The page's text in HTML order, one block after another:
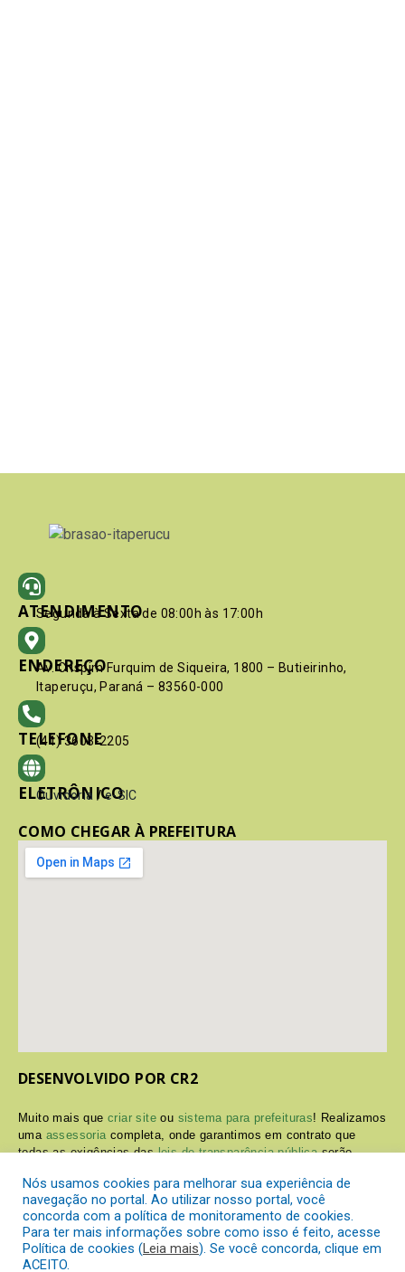
ATENDIMENTO
Segunda à Sexta de 08:00h às 17:00h
ENDEREÇO
Av. Crispim Furquim de Siqueira, 1800 – Butieirinho,
Itaperuçu, Paraná – 83560-000
TELEFONE
(41) 3603-2205
ELETRÔNICO
Ouvidoria / e-SIC
COMO CHEGAR À PREFEITURA
DESENVOLVIDO POR CR2
Muito mais quecriar site ou sistema para prefeituras! Realizamos
uma assessoria completa, onde garantimos em contrato que
todas as exigências dasleis de transparência públicaserão
Conheça oPNTPe oRadar da Transparência Pública
Nós usamos cookies para melhorar sua experiência de
navegação no portal. Ao utilizar nosso portal, você
concorda com a política de monitoramento de cookies.
Para ter mais informações sobre como isso é feito, acesse
Política de cookies (Leia mais). Se você concorda, clique em
ACEITO.